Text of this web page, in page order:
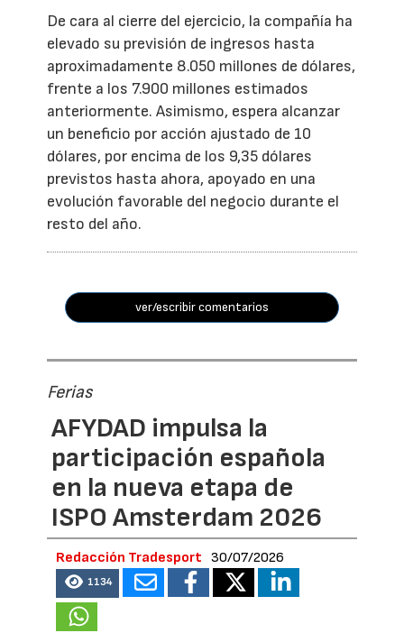
De cara al cierre del ejercicio, la compañía ha
elevado su previsión de ingresos hasta
aproximadamente 8.050 millones de dólares,
frente a los 7.900 millones estimados
anteriormente. Asimismo, espera alcanzar
un beneficio por acción ajustado de 10
dólares, por encima de los 9,35 dólares
previstos hasta ahora, apoyado en una
evolución favorable del negocio durante el
resto del año.
ver/escribir comentarios
Ferias
AFYDAD impulsa la
participación española
en la nueva etapa de
ISPO Amsterdam 2026
Redacción Tradesport 30/07/2026
1134